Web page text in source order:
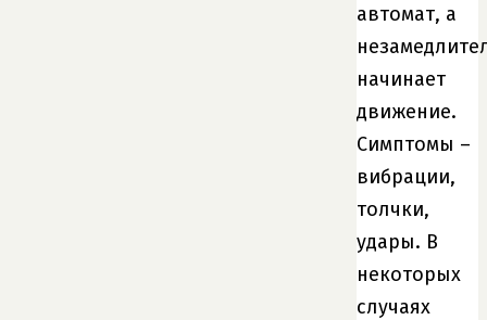
автомат, а
начинает
движение.
Симптомы –
вибрации,
толчки,
удары. В
некоторых
случаях